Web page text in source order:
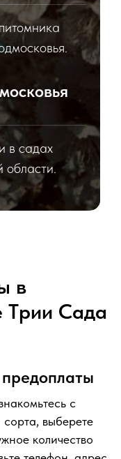
в садах
в
Tрии Сада
предоплаты
с
выберете
количество